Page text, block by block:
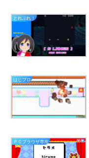
とれぷれ！
はじプロ
ＰＣブラウザ専用